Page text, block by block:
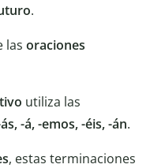
.
las oraciones
utiliza las
-á, -emos, -éis, -án.
, estas terminaciones